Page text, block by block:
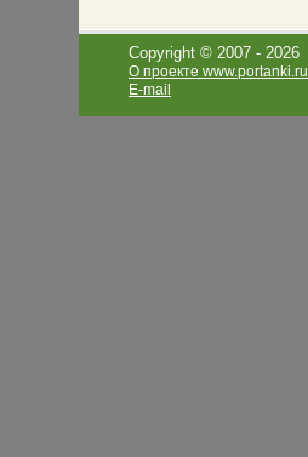
Copyright © 2007 - 2026
О проекте www.portanki.ru
E-mail